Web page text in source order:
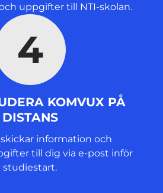
uppgifter till NTI-skolan.
4
KOMVUX PÅ
DISTANS
information och
till dig via e-post inför
studiestart.